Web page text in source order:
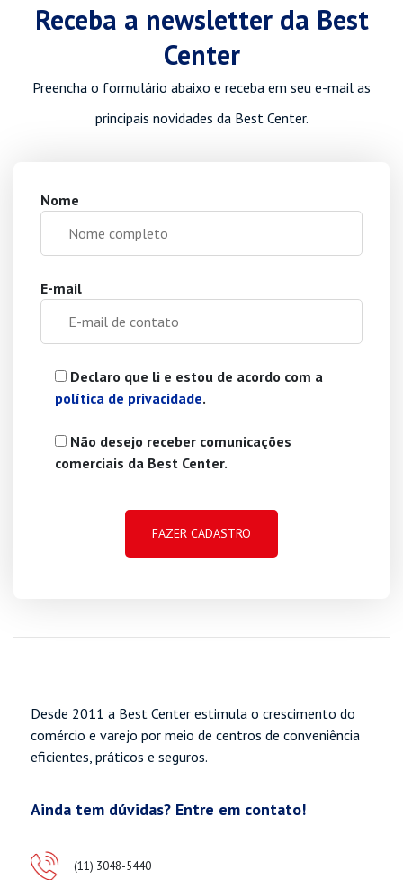
Receba a newsletter da Best
Center
Preencha o formulário abaixo e receba em seu e-mail as
principais novidades da Best Center.
Nome
E-mail
Declaro que li e estou de acordo com a
política de privacidade.
Não desejo receber comunicações
comerciais da Best Center.
Desde 2011 a Best Center estimula o crescimento do
comércio e varejo por meio de centros de conveniência
eficientes, práticos e seguros.
Ainda tem dúvidas? Entre em contato!
(11) 3048-5440